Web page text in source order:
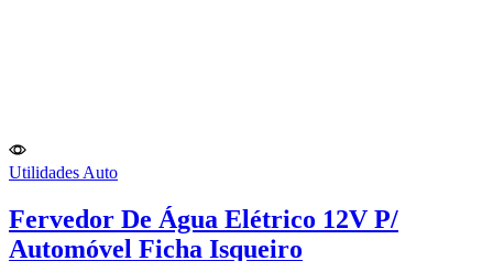
Utilidades Auto
Fervedor De Água Elétrico 12V P/
Automóvel Ficha Isqueiro